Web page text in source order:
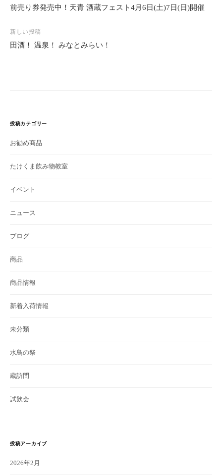
稿
ビ
ー
前売り券発売中！天青 酒蔵フェスト4月6日(土)7日(日)開催
新しい投稿
田酒！ 温泉！ みなとみらい！
投稿カテゴリー
お勧め商品
たけくま飲み物教室
イベント
ニュース
ブログ
商品
商品情報
新着入荷情報
未分類
水鳥の祭
蔵訪問
試飲会
投稿アーカイブ
2026年2月